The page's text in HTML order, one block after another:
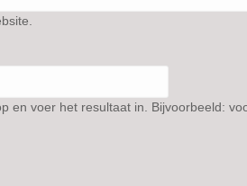
en voer het resultaat in. Bijvoorbeeld: